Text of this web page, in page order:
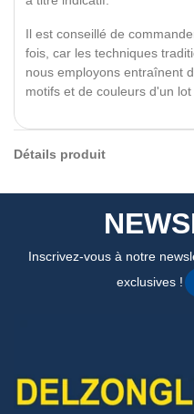
Il est conseillé de
fois, car les techniques
nous employons entraînent
motifs et de couleurs d'un
Détails produit
Inscrivez-vous à notre
exclusives !